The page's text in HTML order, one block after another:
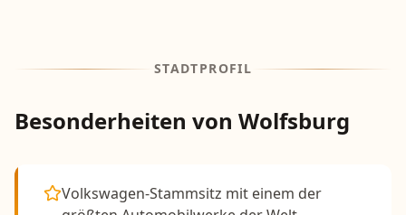
STADTPROFIL
Besonderheiten von Wolfsburg
Volkswagen-Stammsitz mit einem der